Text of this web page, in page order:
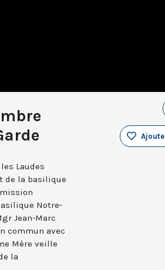
Laudes
de la basilique
Notre-
Jean-Marc
commun avec
Mère veille
la